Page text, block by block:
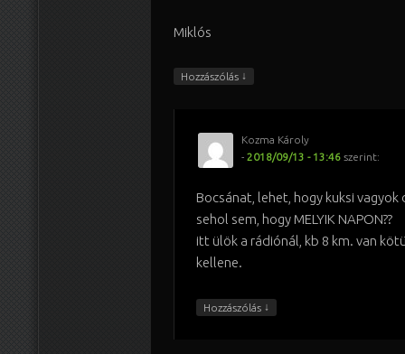
Miklós
Hozzászólás ↓
Kozma Károly
- 2018/09/13 - 13:46 szerint:
Bocsánat, lehet, hogy kuksi
sehol sem, hogy MELYIK NAPON??
itt ülök a rádiónál, kb 8 km. van
kellene.
Hozzászólás ↓